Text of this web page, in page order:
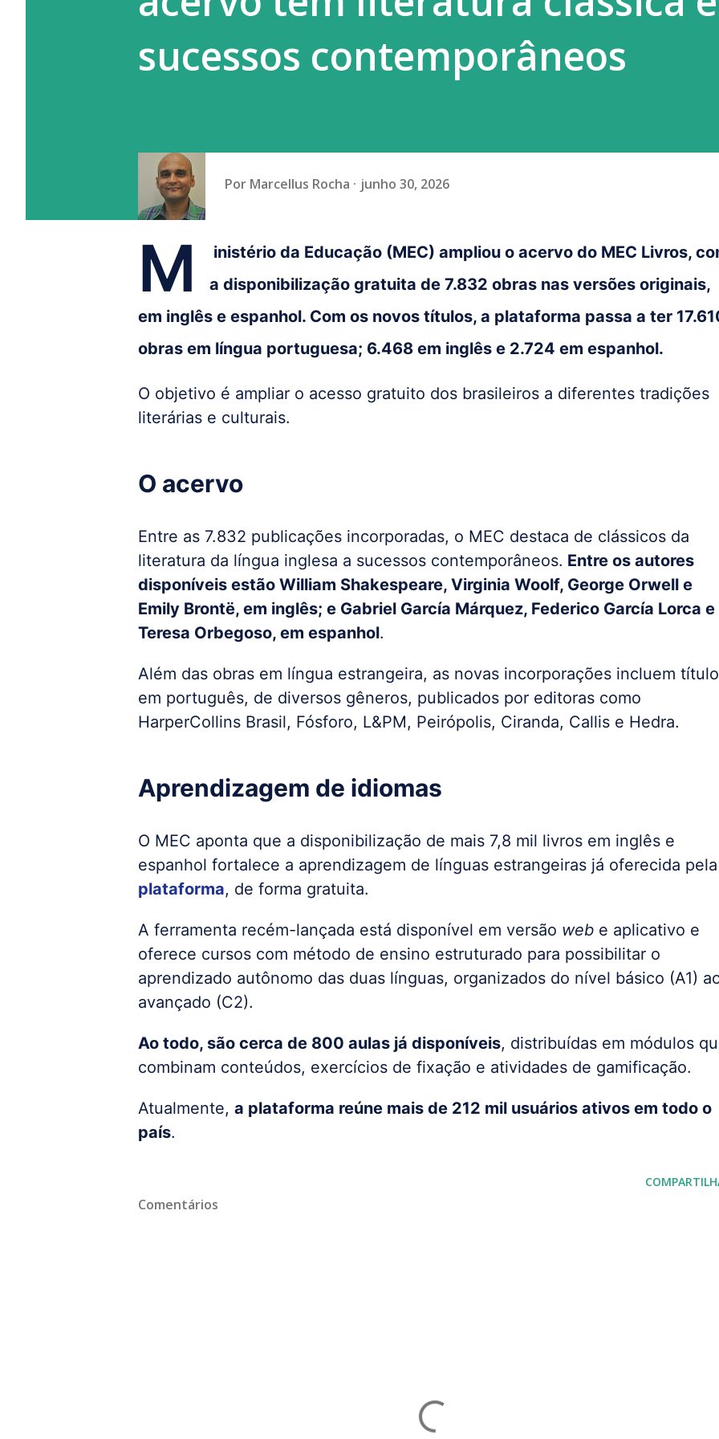
sucessos contemporâneos
Por Marcellus Rocha junho 30, 2026
M
inistério da Educação (MEC) ampliou o acervo do MEC Livros,
a disponibilização gratuita de 7.832 obras nas versões originais,
em inglês e espanhol. Com os novos títulos, a plataforma passa a ter
obras em língua portuguesa; 6.468 em inglês e 2.724 em espanhol.
O objetivo é ampliar o acesso gratuito dos brasileiros a diferentes tradições
literárias e culturais.
O acervo
Entre as 7.832 publicações incorporadas, o MEC destaca de clássicos da
literatura da língua inglesa a sucessos contemporâneos. Entre os autores
disponíveis estão William Shakespeare, Virginia Woolf, George Orwell e
Emily Brontë, em inglês; e Gabriel García Márquez, Federico García Lorca e
Teresa Orbegoso, em espanhol.
Além das obras em língua estrangeira, as novas incorporações incluem
em português, de diversos gêneros, publicados por editoras como
HarperCollins Brasil, Fósforo, L&PM, Peirópolis, Ciranda, Callis e Hedra.
Aprendizagem de idiomas
O MEC aponta que a disponibilização de mais 7,8 mil livros em inglês e
espanhol fortalece a aprendizagem de línguas estrangeiras já oferecida pela
plataforma, de forma gratuita.
A ferramenta recém-lançada está disponível em versão web e aplicativo e
oferece cursos com método de ensino estruturado para possibilitar o
aprendizado autônomo das duas línguas, organizados do nível básico (A1)
avançado (C2).
Ao todo, são cerca de 800 aulas já disponíveis, distribuídas em módulos
combinam conteúdos, exercícios de fixação e atividades de gamificação.
Atualmente, a plataforma reúne mais de 212 mil usuários ativos em todo o
país.
Comentários